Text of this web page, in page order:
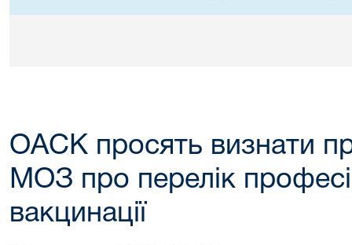
ОАСК просять визнати
МОЗ про перелік
вакцинації